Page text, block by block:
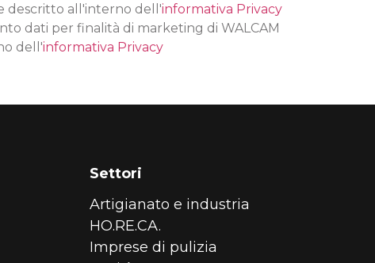
descritto all'interno dell'informativa Privacy
dati per finalità di marketing di WALCAM
dell'informativa Privacy
Settori
Artigianato e industria
HO.RE.CA.
Imprese di pulizia